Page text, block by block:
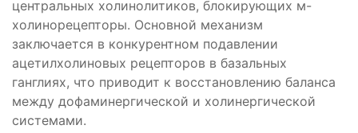
центральных холинолитиков, блокирующих м-
холинорецепторы. Основной механизм
заключается в конкурентном подавлении
ацетилхолиновых рецепторов в базальных
ганглиях, что приводит к восстановлению баланса
между дофаминергической и холинергической
системами.